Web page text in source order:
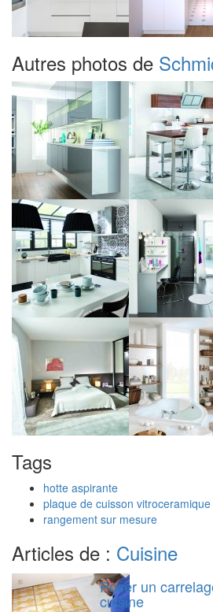
Autres photos de
Tags
hotte aspirante
plaque de cuisson vitroceramique
rangement sur mesure
Articles de : Cuisine
Poser un
cuisine